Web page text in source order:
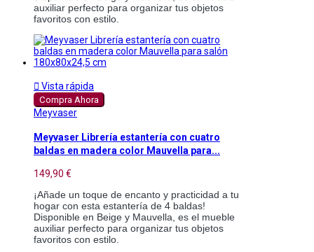
auxiliar perfecto para organizar tus objetos
favoritos con estilo.
 Vista rápida
Compra Ahora
Meyvaser
Meyvaser Librería estantería con cuatro
baldas en madera color Mauvella para...
149,90 €
¡Añade un toque de encanto y practicidad a tu
hogar con esta estantería de 4 baldas!
Disponible en Beige y Mauvella, es el mueble
auxiliar perfecto para organizar tus objetos
favoritos con estilo.